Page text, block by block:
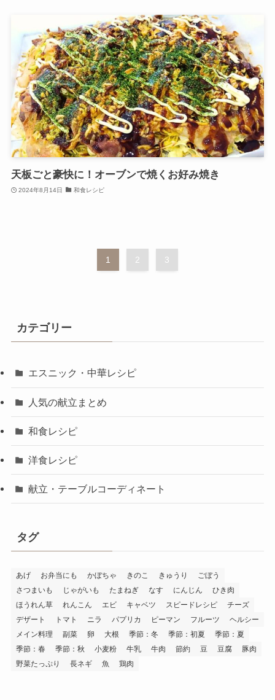
天板ごと豪快に！オーブンで焼くお好み焼き
2024年8月14日 和食レシピ
1 2 3
カテゴリー
エスニック・中華レシピ
人気の献立まとめ
和食レシピ
洋食レシピ
献立・テーブルコーディネート
タグ
あげ お弁当にも かぼちゃ きのこ きゅうり
ごぼう
さつまいも
じゃがいも たまねぎ なす にんじん
ひき肉
ほうれん草
れんこん エビ キャベツ スピードレシピ
チーズ
デザート
トマト ニラ パプリカ ピーマン フルーツ
ヘルシー
メイン料理
副菜 卵 大根 季節：冬 季節：初夏
季節：夏
季節：春
季節：秋 小麦粉 牛乳 牛肉 節約 豆 豆腐
豚肉
野菜たっぷり
長ネギ 魚 鶏肉